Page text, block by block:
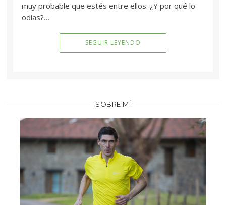
muy probable que estés entre ellos. ¿Y por qué lo
odias?…
SEGUIR LEYENDO
SOBRE MÍ